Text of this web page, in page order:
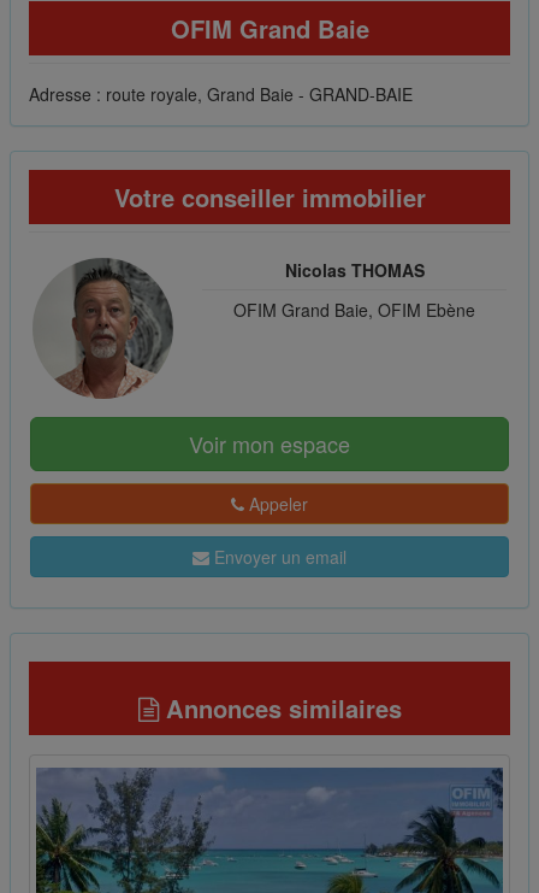
OFIM Grand Baie
Adresse : route royale, Grand Baie - GRAND-BAIE
Votre conseiller immobilier
Nicolas THOMAS
OFIM Grand Baie, OFIM Ebène
Voir mon espace
Appeler
Envoyer un email
Annonces similaires